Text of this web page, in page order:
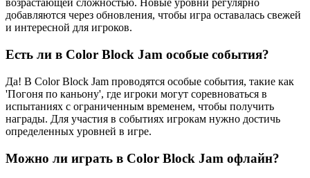
возрастающей сложностью. Новые уровни регулярно
добавляются через обновления, чтобы игра оставалась свежей
и интересной для игроков.
Есть ли в Color Block Jam особые события?
Да! В Color Block Jam проводятся особые события, такие как
'Погоня по каньону', где игроки могут соревноваться в
испытаниях с ограниченным временем, чтобы получить
награды. Для участия в событиях игрокам нужно достичь
определенных уровней в игре.
Можно ли играть в Color Block Jam офлайн?